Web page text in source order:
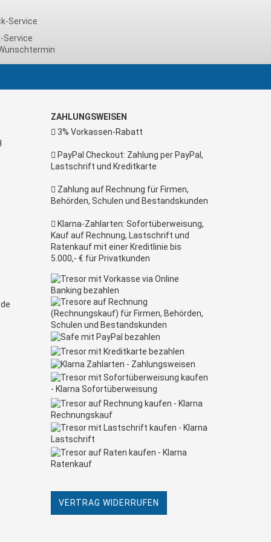
Service
ZAHLUNGSWEISEN
3% Vorkassen-Rabatt
PayPal Checkout: Zahlung per PayPal,
Lastschrift und Kreditkarte
Zahlung auf Rechnung für Firmen,
Behörden, Schulen und Bestandskunden
Klarna-Zahlarten: Sofortüberweisung,
Kauf auf Rechnung, Lastschrift und
Ratenkauf mit einer Kreditlinie bis
5.000,- € für Privatkunden
VERTRAG WIDERRUFEN